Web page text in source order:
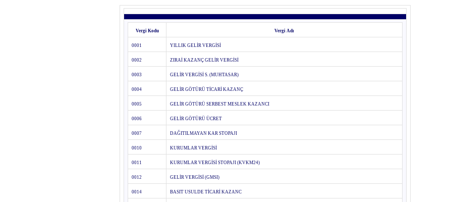
Vergi Kodu Vergi Adı
0001 YILLIK GELİR VERGİSİ
0002 ZIRAİ KAZANÇ GELİR VERGİSİ
0003 GELİR VERGİSİ S. (MUHTASAR)
0004 GELİR GÖTÜRÜ TİCARİ KAZANÇ
0005 GELİR GÖTÜRÜ SERBEST MESLEK KAZANCI
0006 GELİR GÖTÜRÜ ÜCRET
0007 DAĞITILMAYAN KAR STOPAJI
0010 KURUMLAR VERGİSİ
0011 KURUMLAR VERGİSİ STOPAJI (KVKM24)
0012 GELİR VERGİSİ (GMSI)
0014 BASIT USULDE TİCARİ KAZANC